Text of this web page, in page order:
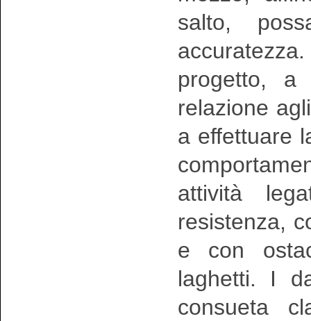
salto,
progetto, a
relazione
a effettuare
attività
resistenza,
e con
laghetti. I
consueta